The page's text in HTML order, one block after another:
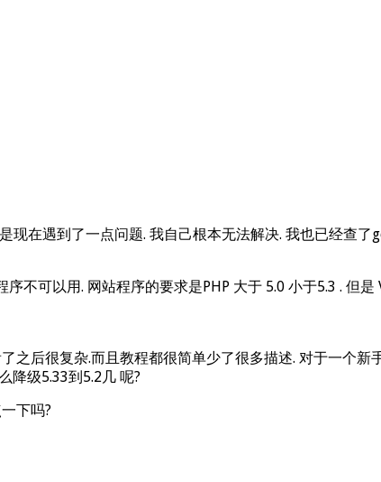
现在遇到了一点问题. 我自己根本无法解决. 我也已经查
不可以用. 网站程序的要求是PHP 大于 5.0 小于5.3 . 但
后很复杂.而且教程都很简单少了很多描述. 对于一个新
降级5.33到5.2几 呢?
下吗?